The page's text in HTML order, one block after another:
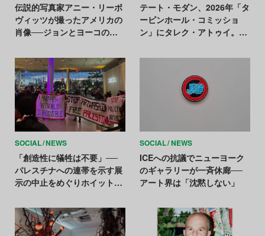
伝説的写真家アニー・リーボ
ヴィッツが撮ったアメリカの
肖像──ジョンとヨーコの抱
そしてNASAまで
テート・モダン、2026年「タ
ービンホール・コミッショ
ン」にタレク・アトゥイ。音
ティスト
SOCIAL NEWS
「創造性に犠牲は不要」──
パレスチナへの連帯を示す展
示の中止をめぐりホイットニ
SOCIAL NEWS
ICEへの抗議でニューヨーク
のギャラリーが一斉休廊──
アート界は「沈黙しない」